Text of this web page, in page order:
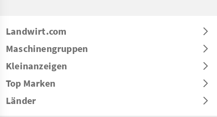
Landwirt.com
Maschinengruppen
Kleinanzeigen
Top Marken
Länder